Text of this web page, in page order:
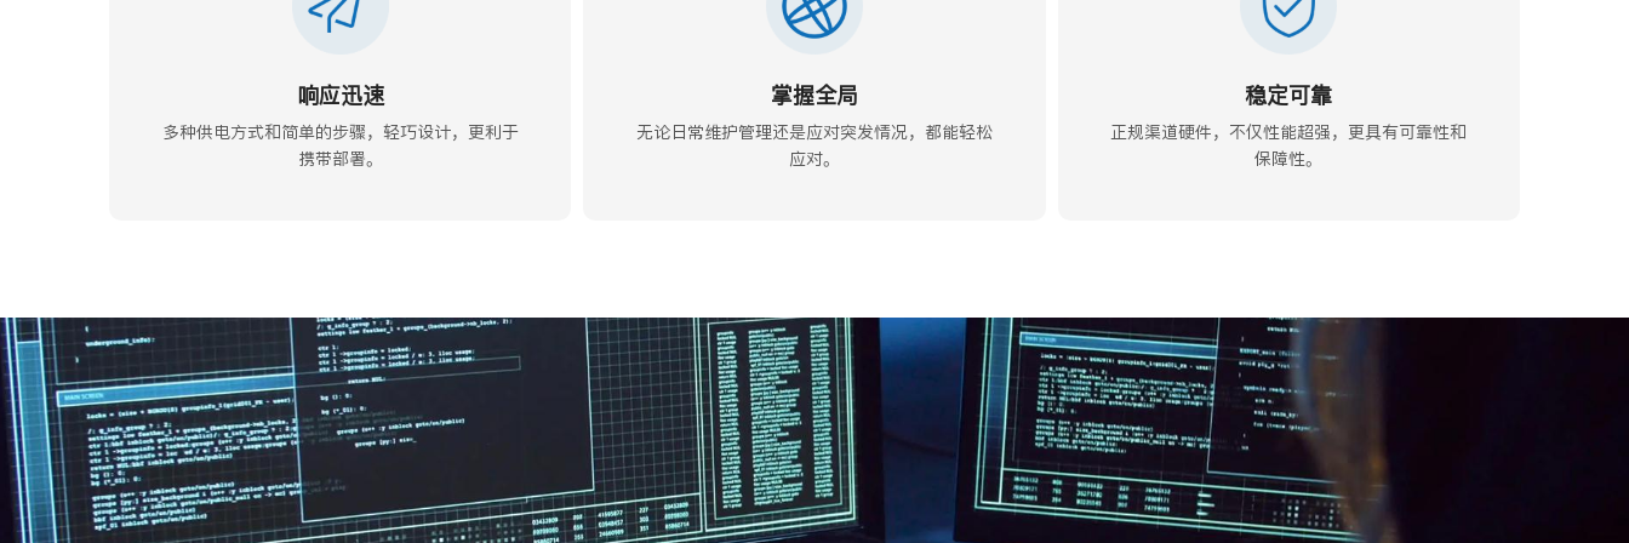
响应迅速
多种供电方式和简单的步骤，轻巧设计，更利于
携带部署。
掌握全局
无论日常维护管理还是应对突发情况，都能轻松
应对。
稳定可靠
正规渠道硬件，不仅性能超强，更具有可靠性和
保障性。